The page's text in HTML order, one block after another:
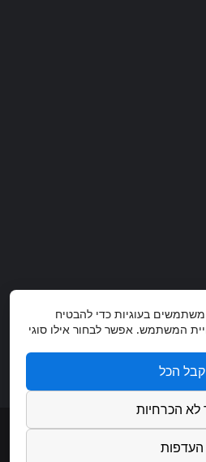
משתמשים בעוגיות כדי להבטיח
המשתמש. אפשר לבחור אילו סוגי
קבל הכל
לא הכרחיות
העדפות